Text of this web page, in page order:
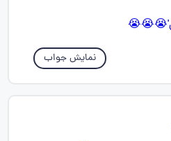
نمایش جواب